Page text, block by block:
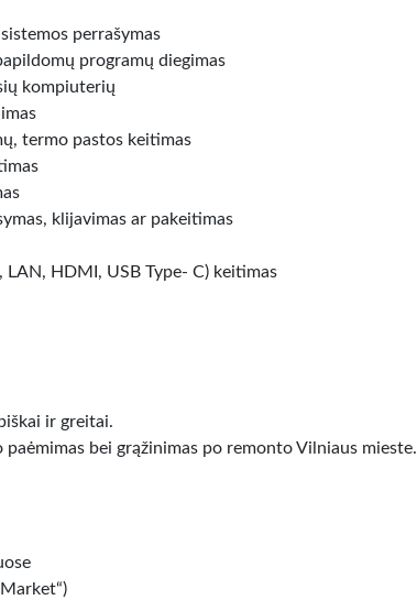
perrašymas
programų diegimas
kompiuterių
termo pastos keitimas
klijavimas ar pakeitimas
LAN, HDMI, USB Type- C) keitimas
ir greitai.
bei grąžinimas po remonto Vilniaus mieste.